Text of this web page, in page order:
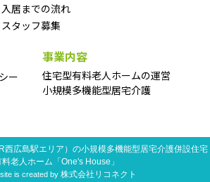
入居までの流れ
スタッフ募集
ー
事業内容
住宅型有料老人ホームの運営
小規模多機能型居宅介護
西広島駅エリア）の小規模多機能型居宅介護併設住宅
老人ホーム「One's House」
is created by 株式会社リコネクト